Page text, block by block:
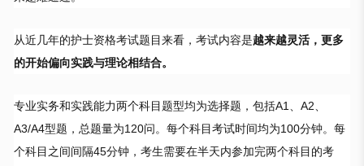
从近几年的护士资格考试题目来看，考试内容是越来越灵活，更多
的开始偏向实践与理论相结合。
专业实务和实践能力两个科目题型均为选择题，包括A1、A2、
A3/A4型题，总题量为120问。每个科目考试时间均为100分钟。每
个科目之间间隔45分钟，考生需要在半天内参加完两个科目的考